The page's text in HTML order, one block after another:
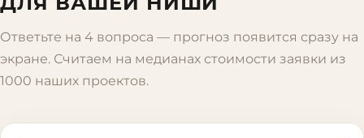
Ответьте на 4 вопроса — прогноз появится сразу на
экране. Считаем на медианах стоимости заявки из
1000 наших проектов.